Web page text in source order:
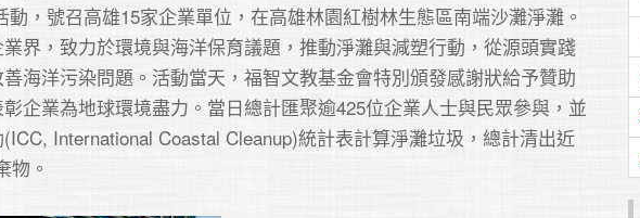
動，號召高雄15家企業單位，在高雄林園紅樹林生態區南端沙灘淨灘。
界，致力於環境與海洋保育議題，推動淨灘與減塑行動，從源頭實踐
海洋污染問題。活動當天，福智文教基金會特別頒發感謝狀給予贊助
企業為地球環境盡力。當日總計匯聚逾425位企業人士與民眾參與，並
International Coastal Cleanup)統計表計算淨灘垃圾，總計清出近
物。